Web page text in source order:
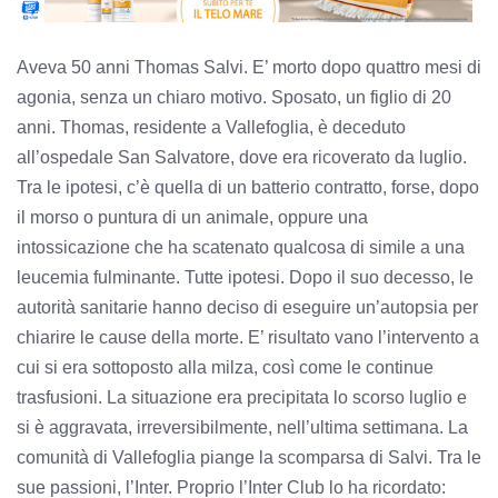
Aveva 50 anni Thomas Salvi. E’ morto dopo quattro mesi di
agonia, senza un chiaro motivo. Sposato, un figlio di 20
anni. Thomas, residente a Vallefoglia, è deceduto
all’ospedale San Salvatore, dove era ricoverato da luglio.
Tra le ipotesi, c’è quella di un batterio contratto, forse, dopo
il morso o puntura di un animale, oppure una
intossicazione che ha scatenato qualcosa di simile a una
leucemia fulminante. Tutte ipotesi. Dopo il suo decesso, le
autorità sanitarie hanno deciso di eseguire un’autopsia per
chiarire le cause della morte. E’ risultato vano l’intervento a
cui si era sottoposto alla milza, così come le continue
trasfusioni. La situazione era precipitata lo scorso luglio e
si è aggravata, irreversibilmente, nell’ultima settimana. La
comunità di Vallefoglia piange la scomparsa di Salvi. Tra le
sue passioni, l’Inter. Proprio l’Inter Club lo ha ricordato: